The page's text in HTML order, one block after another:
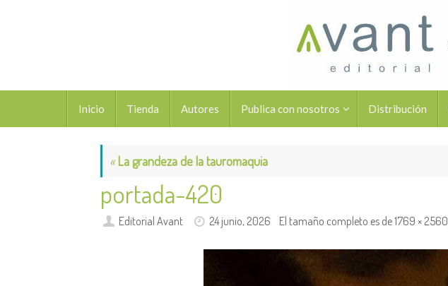
contenido
Inicio Tienda Autores Publica con nosotros Distribución
«La grandeza de la tauromaquia
portada-420
Editorial Avant 24 junio, 2026 El tamaño completo es de1769 × 2560